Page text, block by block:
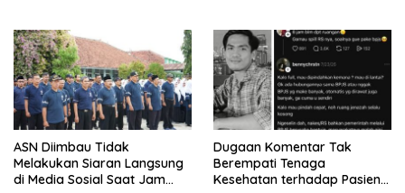
ASN Diimbau Tidak
Melakukan Siaran Langsung
di Media Sosial Saat Jam
Dugaan Komentar Tak
Berempati Tenaga
Kesehatan terhadap Pasien